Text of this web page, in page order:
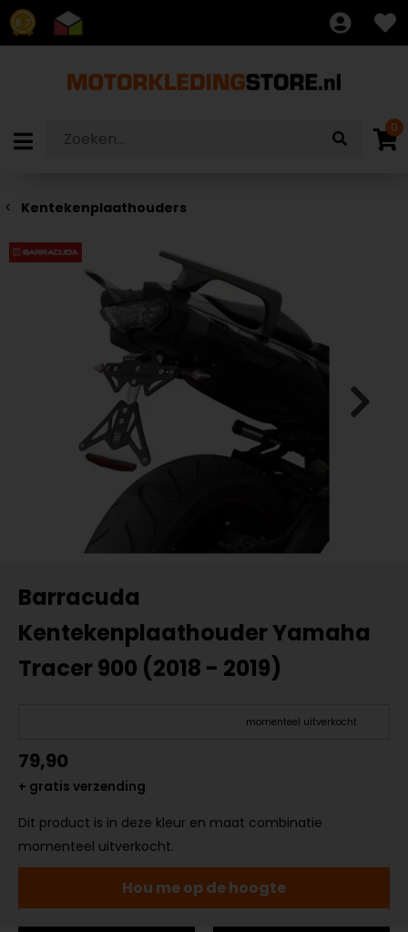
8.7
0
Kentekenplaathouders
Barracuda
Kentekenplaathouder Yamaha
Tracer 900 (2018 - 2019)
momenteel uitverkocht
79,90
+ gratis verzending
Dit product is in deze kleur en maat combinatie
momenteel uitverkocht.
Hou me op de hoogte